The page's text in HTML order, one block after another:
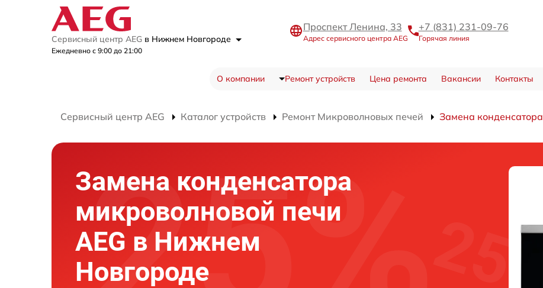
Сервисный центр AEG в Нижнем Новгороде
Ежедневно с 9:00 до 21:00
Проспект Ленина, 33
Адрес сервисного центра AEG
+7 (831) 231-09-76
Горячая линия
О компании Ремонт устройств Цена ремонта Вакансии Контакты
Сервисный центр AEG Каталог устройств Ремонт Микроволновых печей Замена конденсатора
Замена конденсатора
микроволновой печи
AEG в Нижнем
Новгороде